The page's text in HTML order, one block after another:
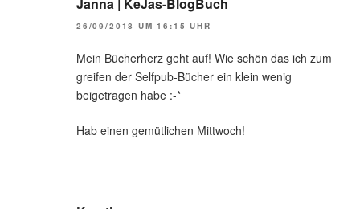
26/09/2018 UM 16:15 UHR
Mein Bücherherz geht auf! Wie schön das ich zum
greifen der Selfpub-Bücher ein klein wenig
beigetragen habe :-*
Hab einen gemütlichen Mittwoch!